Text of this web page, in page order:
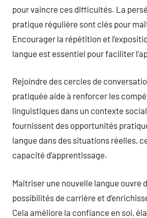
pour vaincre ces difficultés. La
pratique régulière sont clés pour
Encourager la répétition et
langue est essentiel pour faciliter
Rejoindre des cercles de
pratiquée aide à renforcer les
linguistiques dans un contexte
fournissent des opportunités
langue dans des situations réelles,
capacité d’apprentissage.
Maîtriser une nouvelle langue ouvre
possibilités de carrière et
Cela améliore la confiance en soi,